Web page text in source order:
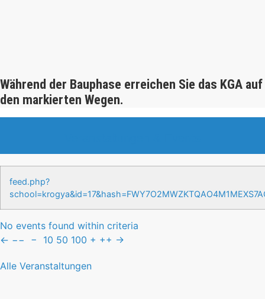
Während der Bauphase erreichen Sie das KGA auf
den markierten Wegen.
feed.php?
No events found within criteria
← −− − 10 50 100 + ++ →
Alle Veranstaltungen